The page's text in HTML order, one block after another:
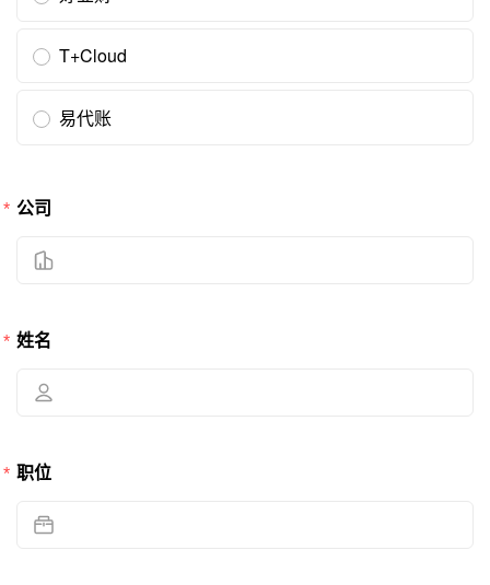
T+Cloud
易代账
公司
姓名
职位